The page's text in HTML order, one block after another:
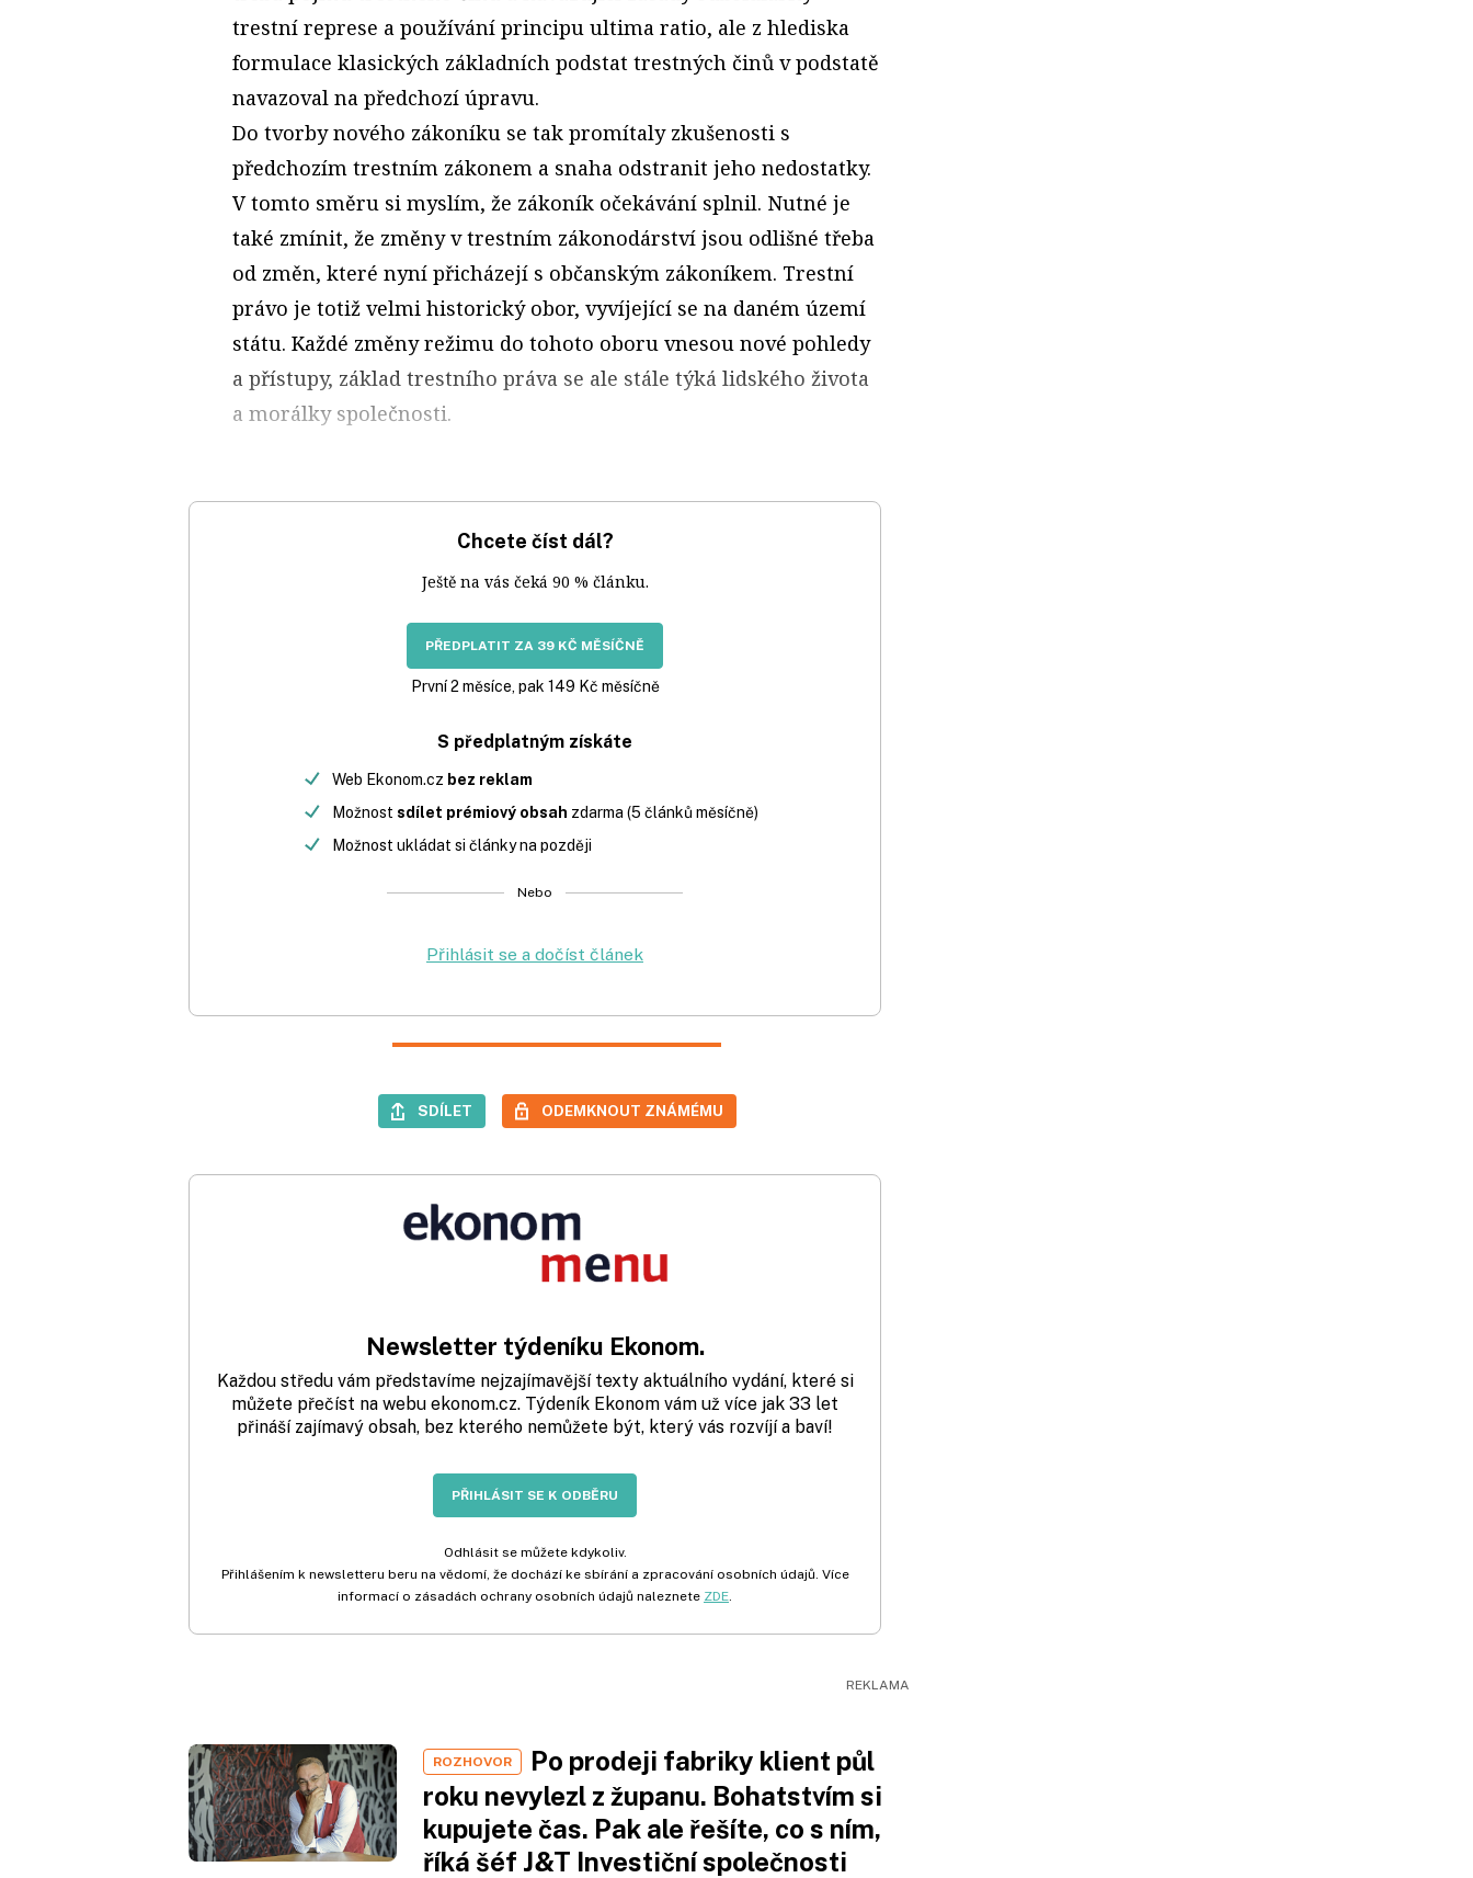
trestní represe a používání principu ultima ratio, ale z hlediska
formulace klasických základních podstat trestných činů v podstatě
navazoval na předchozí úpravu.
Do tvorby nového zákoníku se tak promítaly zkušenosti s
předchozím trestním zákonem a snaha odstranit jeho nedostatky.
V tomto směru si myslím, že zákoník očekávání splnil. Nutné je
také zmínit, že změny v trestním zákonodárství jsou odlišné třeba
od změn, které nyní přicházejí s občanským zákoníkem. Trestní
právo je totiž velmi historický obor, vyvíjející se na daném území
státu. Každé změny režimu do tohoto oboru vnesou nové pohledy
a přístupy, základ trestního práva se ale stále týká lidského života
a morálky společnosti.
Chcete číst dál?
Ještě na vás čeká 90 % článku.
PŘEDPLATIT ZA 39 KČ MĚSÍČNĚ
První 2 měsíce, pak 149 Kč měsíčně
S předplatným získáte
Web Ekonom.cz bez reklam
Možnost sdílet prémiový obsah zdarma (5 článků měsíčně)
Možnost ukládat si články na později
Nebo
Přihlásit se a dočíst článek
SDÍLET ODEMKNOUT ZNÁMÉMU
Newsletter týdeníku Ekonom.
Každou středu vám představíme nejzajímavější texty aktuálního vydání, které si
můžete přečíst na webu ekonom.cz. Týdeník Ekonom vám už více jak 33 let
přináší zajímavý obsah, bez kterého nemůžete být, který vás rozvíjí a baví!
PŘIHLÁSIT SE K ODBĚRU
Odhlásit se můžete kdykoliv.
Přihlášením k newsletteru beru na vědomí, že dochází ke sbírání a zpracování osobních údajů. Více
informací o zásadách ochrany osobních údajů naleznete ZDE.
ROZHOVOR
Po prodeji fabriky klient půl
roku nevylezl z županu. Bohatstvím si
kupujete čas. Pak ale řešíte, co s ním,
říká šéf J&T Investiční společnosti